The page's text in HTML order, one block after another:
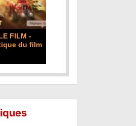
FILM -
du film